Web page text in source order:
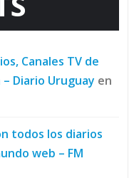
Canales TV de
Diario Uruguay en
todos los diarios
web – FM